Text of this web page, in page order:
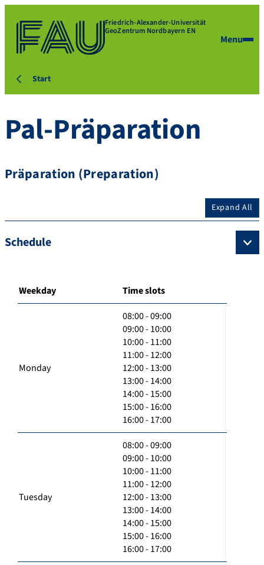
Friedrich-Alexander-Universität
GeoZentrum Nordbayern EN
Menu
Start
Pal-Präparation
Präparation (Preparation)
Expand All
Schedule
Weekday Time slots
Monday
08:00 - 09:00
09:00 - 10:00
10:00 - 11:00
11:00 - 12:00
12:00 - 13:00
13:00 - 14:00
14:00 - 15:00
15:00 - 16:00
16:00 - 17:00
Tuesday
08:00 - 09:00
09:00 - 10:00
10:00 - 11:00
11:00 - 12:00
12:00 - 13:00
13:00 - 14:00
14:00 - 15:00
15:00 - 16:00
16:00 - 17:00